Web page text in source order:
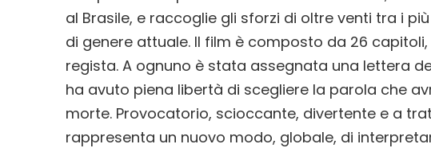
al Brasile, e raccoglie gli sforzi di oltre venti tra i
di genere attuale. Il film è composto da 26
regista. A ognuno è stata assegnata una lettera
ha avuto piena libertà di scegliere la parola che
morte. Provocatorio, scioccante, divertente e a
rappresenta un nuovo modo, globale, di